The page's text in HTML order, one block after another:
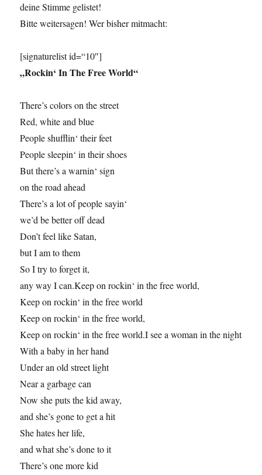
deine Stimme gelistet!
Bitte weitersagen! Wer bisher mitmacht:
[signaturelist id=“10″]
„Rockin‘ In The Free World“
There’s colors on the street
Red, white and blue
People shufflin‘ their feet
People sleepin‘ in their shoes
But there’s a warnin‘ sign
on the road ahead
There’s a lot of people sayin‘
we’d be better off dead
Don’t feel like Satan,
but I am to them
So I try to forget it,
any way I can.Keep on rockin‘ in the free world,
Keep on rockin‘ in the free world
Keep on rockin‘ in the free world,
Keep on rockin‘ in the free world.I see a woman in the night
With a baby in her hand
Under an old street light
Near a garbage can
Now she puts the kid away,
and she’s gone to get a hit
She hates her life,
and what she’s done to it
There’s one more kid